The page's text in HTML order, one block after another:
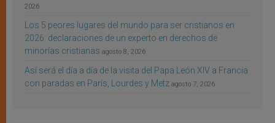
2026
Los 5 peores lugares del mundo para ser cristianos en
2026: declaraciones de un experto en derechos de
minorías cristianas agosto 8, 2026
Así será el día a día de la visita del Papa León XIV a Francia
con paradas en París, Lourdes y Metz agosto 7, 2026